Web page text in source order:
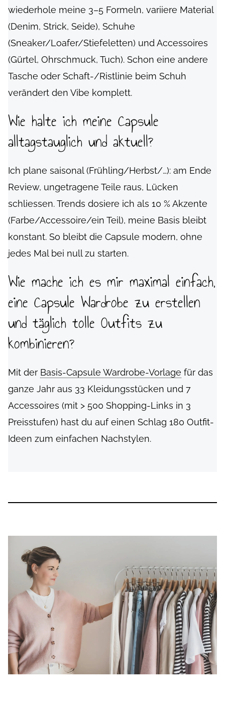
wiederhole meine 3–5 Formeln, variiere Material
(Denim, Strick, Seide), Schuhe
(Sneaker/Loafer/Stiefeletten) und Accessoires
(Gürtel, Ohrschmuck, Tuch). Schon eine andere
Tasche oder Schaft-/Ristlinie beim Schuh
verändert den Vibe komplett.
Wie halte ich meine Capsule
alltagstauglich und aktuell?
Ich plane saisonal (Frühling/Herbst/…): am Ende
Review, ungetragene Teile raus, Lücken
schliessen. Trends dosiere ich als 10 % Akzente
(Farbe/Accessoire/ein Teil), meine Basis bleibt
konstant. So bleibt die Capsule modern, ohne
jedes Mal bei null zu starten.
Wie mache ich es mir maximal einfach,
eine Capsule Wardrobe zu erstellen
und täglich tolle Outfits zu
kombinieren?
Mit der Basis-Capsule Wardrobe-Vorlage für das
ganze Jahr aus 33 Kleidungsstücken und 7
Accessoires (mit > 500 Shopping-Links in 3
Preisstufen) hast du auf einen Schlag 180 Outfit-
Ideen zum einfachen Nachstylen.